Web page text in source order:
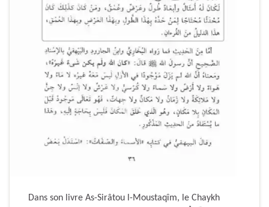
Dans son livre As-Sirâtou l-Moustaqîm, le Chaykh